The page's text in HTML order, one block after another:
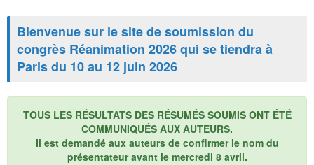
Bienvenue sur le site de soumission du
congrès Réanimation 2026 qui se tiendra à
Paris du 10 au 12 juin 2026
TOUS LES RÉSULTATS DES RÉSUMÉS SOUMIS ONT ÉTÉ
COMMUNIQUÉS AUX AUTEURS.
Il est demandé aux auteurs de confirmer le nom du
présentateur avant le mercredi 8 avril.